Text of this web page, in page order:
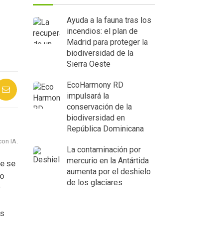
IA.
se
Ayuda a la fauna tras los
incendios: el plan de
Madrid para proteger la
biodiversidad de la
Sierra Oeste
EcoHarmony RD
impulsará la
conservación de la
biodiversidad en
República Dominicana
La contaminación por
mercurio en la Antártida
aumenta por el deshielo
de los glaciares